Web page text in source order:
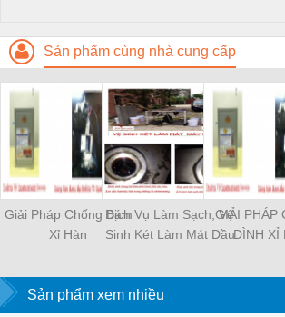
Sản phẩm cùng nhà cung cấp
Giải Pháp Chống Bám
Xỉ Hàn
Dịch Vụ Làm Sạch, Vệ
Sinh Két Làm Mát Dầu
GIẢI PHÁP
DÌNH XỈ
Sản phẩm xem nhiều